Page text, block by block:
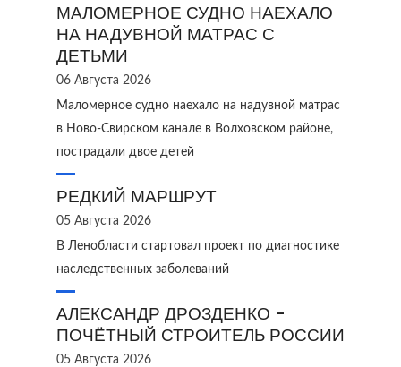
МАЛОМЕРНОЕ СУДНО НАЕХАЛО
НА НАДУВНОЙ МАТРАС С
ДЕТЬМИ
06 Августа 2026
Маломерное судно наехало на надувной матрас
в Ново‑Свирском канале в Волховском районе,
пострадали двое детей
РЕДКИЙ МАРШРУТ
05 Августа 2026
В Ленобласти стартовал проект по диагностике
наследственных заболеваний
АЛЕКСАНДР ДРОЗДЕНКО -
ПОЧЁТНЫЙ СТРОИТЕЛЬ РОССИИ
05 Августа 2026